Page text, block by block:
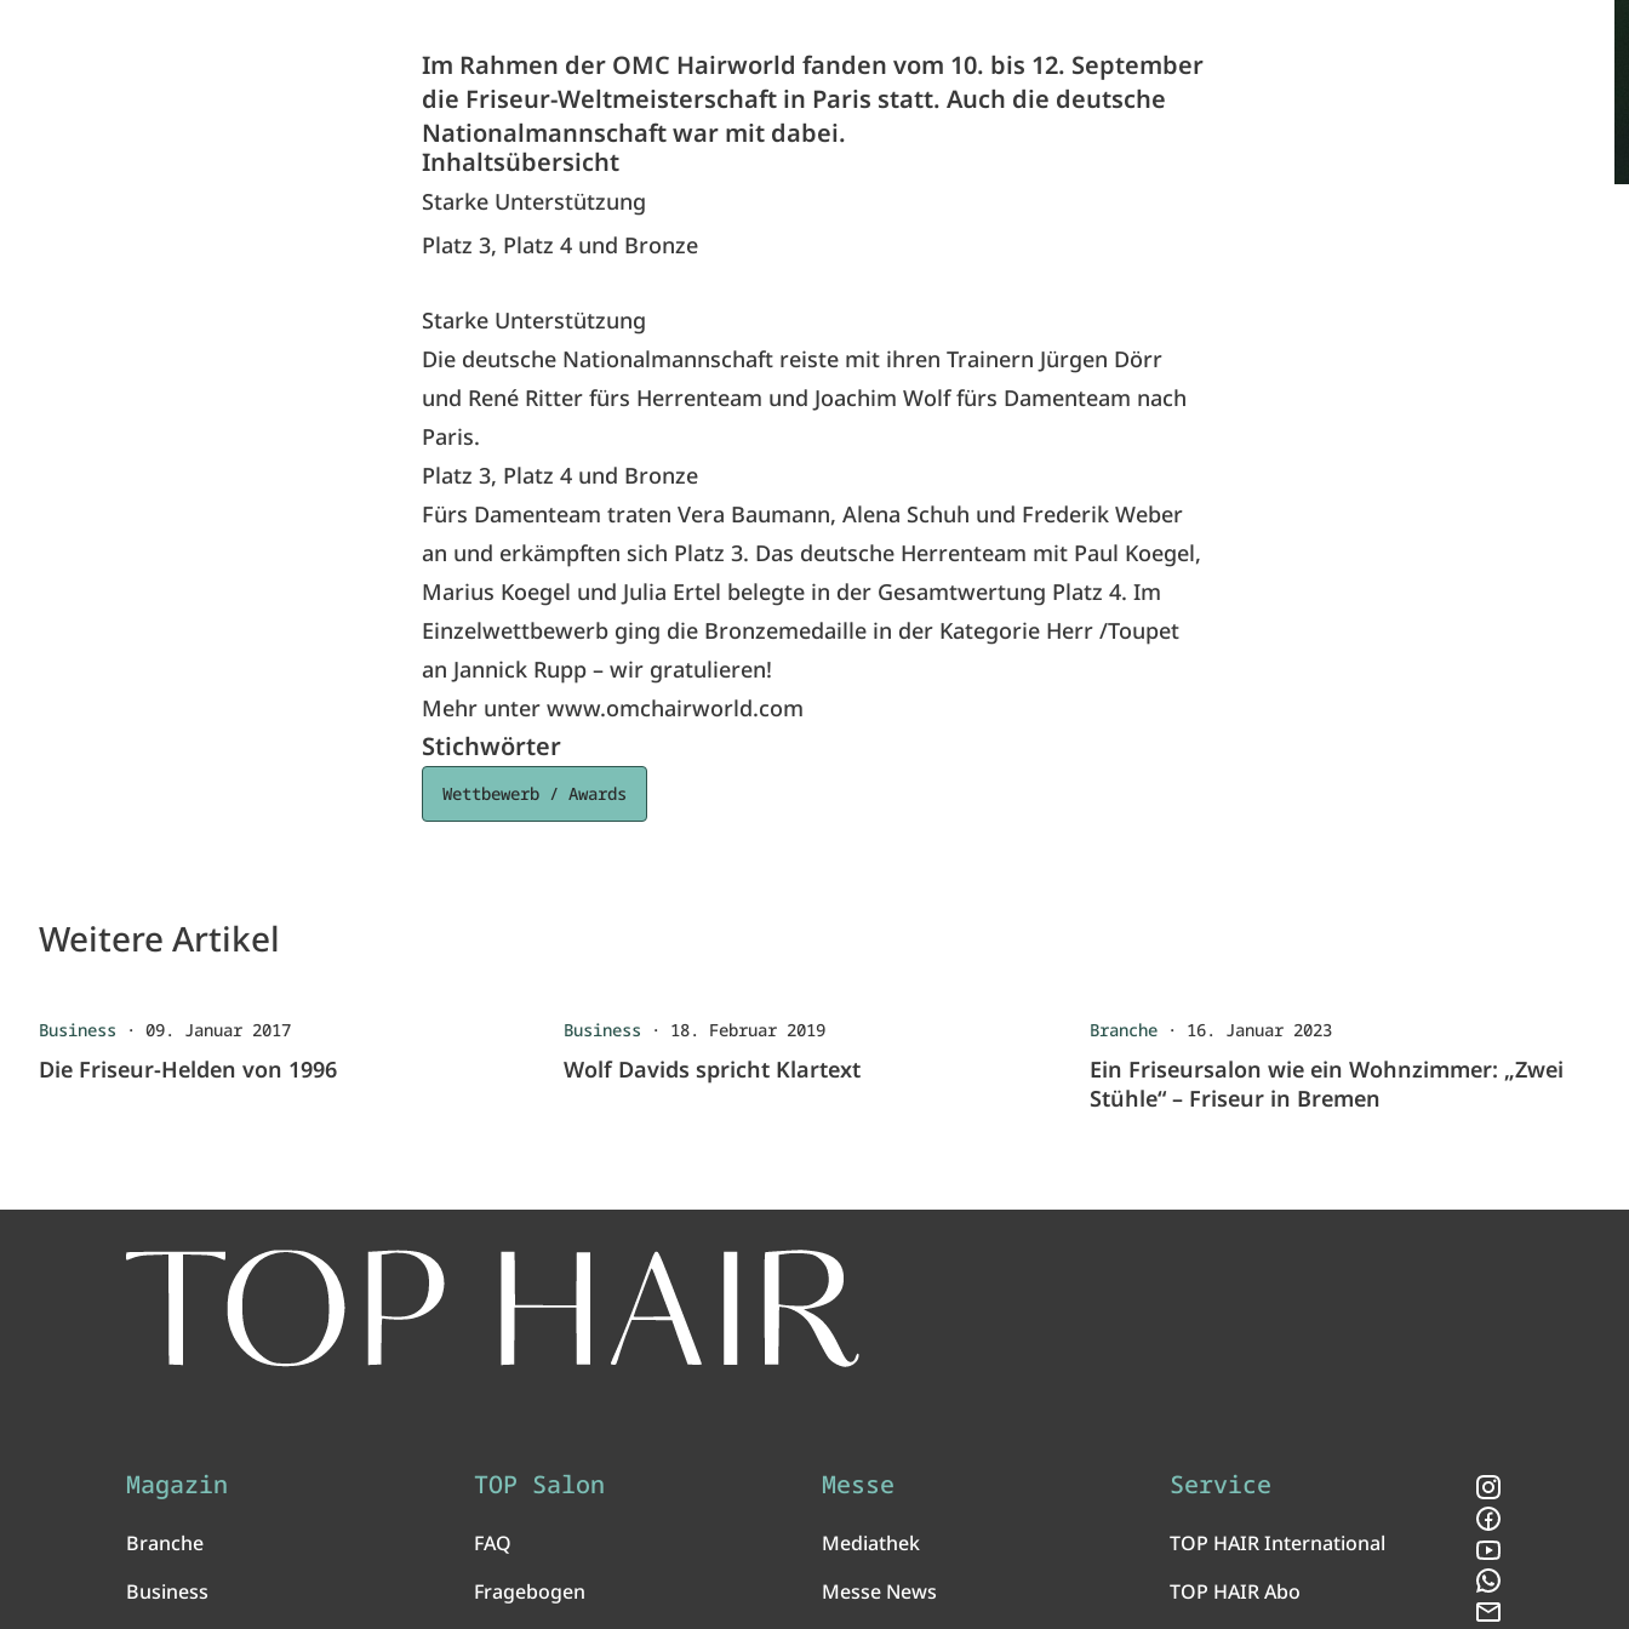
Im Rahmen der OMC Hairworld fanden vom 10. bis 12. September
die Friseur-Weltmeisterschaft in Paris statt. Auch die deutsche
Nationalmannschaft war mit dabei.
Inhaltsübersicht
Starke Unterstützung
Platz 3, Platz 4 und Bronze
Starke Unterstützung
Die deutsche Nationalmannschaft reiste mit ihren Trainern Jürgen Dörr
und René Ritter fürs Herrenteam und Joachim Wolf fürs Damenteam nach
Paris.
Platz 3, Platz 4 und Bronze
Fürs Damenteam traten Vera Baumann, Alena Schuh und Frederik Weber
an und erkämpften sich Platz 3. Das deutsche Herrenteam mit Paul Koegel,
Marius Koegel und Julia Ertel belegte in der Gesamtwertung Platz 4. Im
Einzelwettbewerb ging die Bronzemedaille in der Kategorie Herr /Toupet
an Jannick Rupp – wir gratulieren!
Mehr unter www.omchairworld.com
Stichwörter
Wettbewerb / Awards
Weitere Artikel
Business · 09. Januar 2017
Die Friseur-Helden von 1996
Business · 18. Februar 2019
Wolf Davids spricht Klartext
Branche· 16. Januar 2023
Ein Friseursalon wie ein Wohnzimmer: „Zwei
Stühle“ – Friseur in Bremen
Magazin
Branche
Business
TOP Salon
FAQ
Fragebogen
Messe
Mediathek
Messe News
Service
TOP HAIR International
TOP HAIR Abo